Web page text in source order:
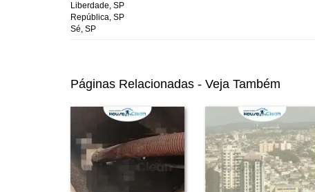
Liberdade, SP
República, SP
Sé, SP
Páginas Relacionadas - Veja Também